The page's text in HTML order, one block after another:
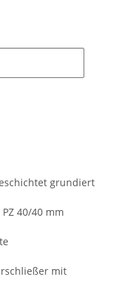
grundiert
40/40 mm
mit